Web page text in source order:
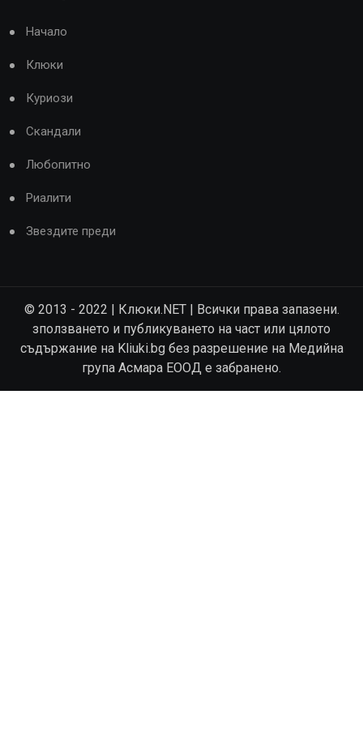
Начало
Клюки
Куриози
Скандали
Любопитно
Риалити
Звездите преди
© 2013 - 2022 | Клюки.NET | Всички права запазени.
зползването и публикуването на част или цялото
съдържание на Kliuki.bg без разрешение на Медийна
група Асмара ЕООД е забранено.